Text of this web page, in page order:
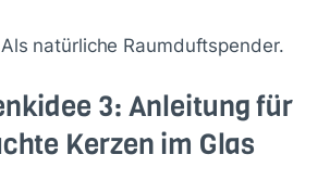
Als natürliche Raumduftspender.
3: Anleitung für
Kerzen im Glas